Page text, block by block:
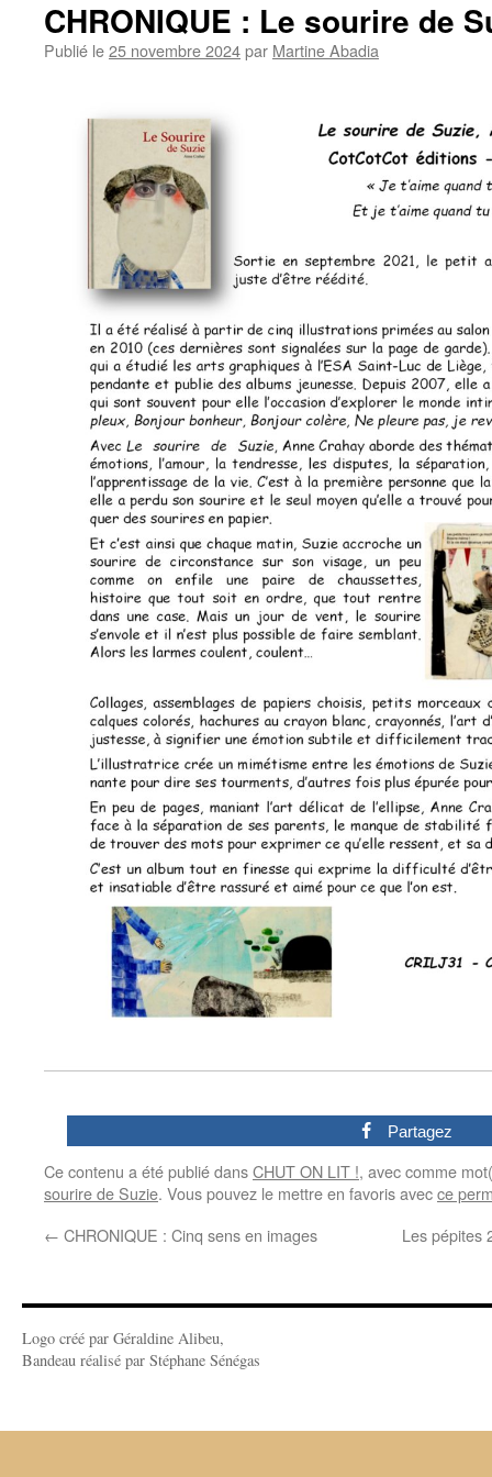
CHRONIQUE : Le sourire de
Publié le25 novembre 2024par Martine Abadia
Partagez
Ce contenu a été publié dansCHUT ON LIT !, avec comme
sourire de Suzie. Vous pouvez le mettre en favoris avecce
← CHRONIQUE : Cinq sens en images Les pépites
Logo créé par Géraldine Alibeu,
Bandeau réalisé par Stéphane Sénégas